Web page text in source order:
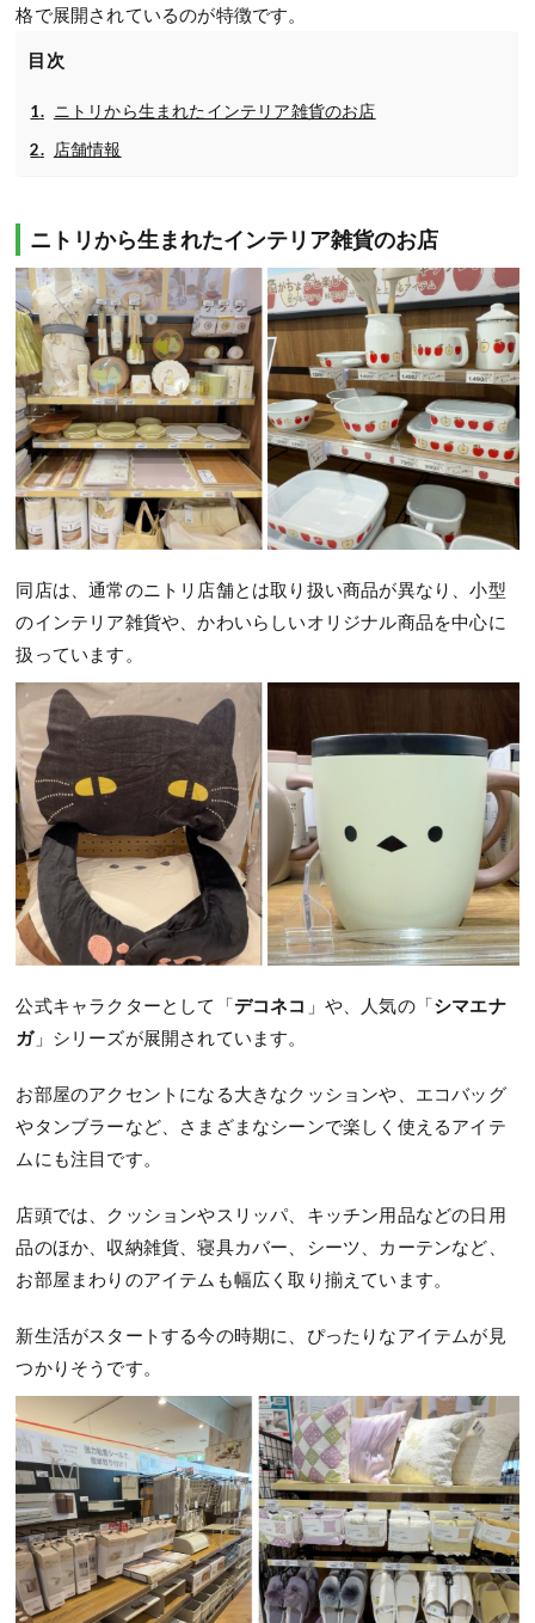
格で展開されているのが特徴です。
目次
ニトリから生まれたインテリア雑貨のお店
店舗情報
ニトリから生まれたインテリア雑貨のお店
同店は、通常のニトリ店舗とは取り扱い商品が異なり、小型
のインテリア雑貨や、かわいらしいオリジナル商品を中心に
扱っています。
公式キャラクターとして「デコネコ 」や、人気の「シマエナ
ガ」シリーズが展開されています。
お部屋のアクセントになる大きなクッションや、エコバッグ
やタンブラーなど、さまざまなシーンで楽しく使えるアイテ
ムにも注目です。
店頭では、クッションやスリッパ、キッチン用品などの日用
品のほか、収納雑貨、寝具カバー、シーツ、カーテンなど、
お部屋まわりのアイテムも幅広く取り揃えています。
新生活がスタートする今の時期に、ぴったりなアイテムが見
つかりそうです。